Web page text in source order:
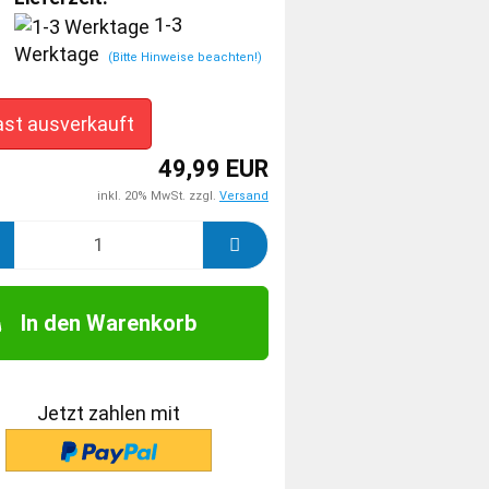
1-3
Werktage
(Bitte Hinweise beachten!)
ausverkauft
49,99 EUR
inkl. 20% MwSt. zzgl. Versand
In den Warenkorb
Jetzt zahlen mit